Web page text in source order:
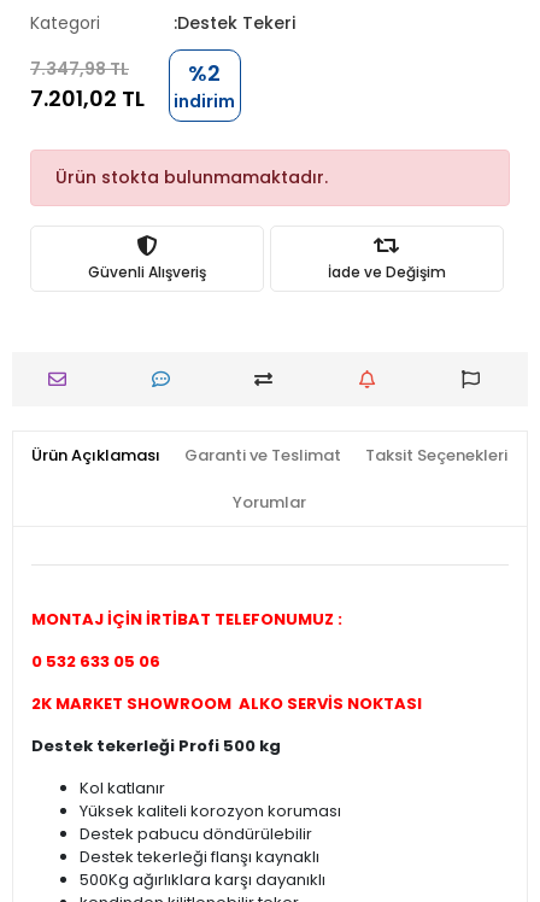
Kategori
:Destek Tekeri
7.347,98 TL
7.201,02 TL
%2
indirim
Ürün stokta bulunmamaktadır.
Güvenli Alışveriş İade ve Değişim
Ürün Açıklaması Garanti ve Teslimat Taksit Seçenekleri
Yorumlar
MONTAJ İÇİN İRTİBAT TELEFONUMUZ :
0 532 633 05 06
2K MARKET SHOWROOM ALKO SERVİS NOKTASI
Destek tekerleği Profi 500 kg
Kol katlanır
Yüksek kaliteli korozyon koruması
Destek pabucu döndürülebilir
Destek tekerleği flanşı kaynaklı
500Kg ağırlıklara karşı dayanıklı